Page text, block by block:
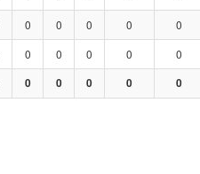
0 0 0 0 0
0 0 0 0 0
0 0 0 0 0